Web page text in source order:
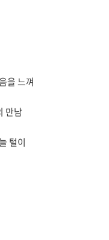
을 느껴
만남
털이